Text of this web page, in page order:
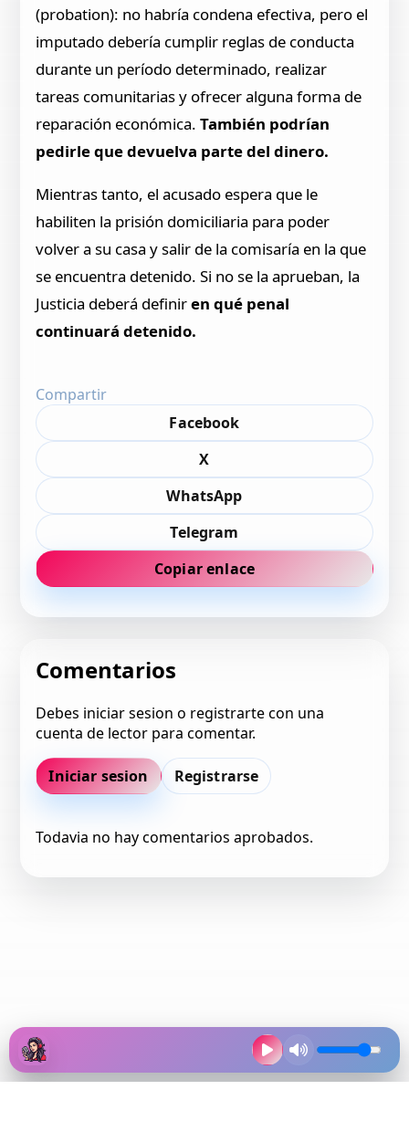
(probation): no habría condena efectiva, pero el
imputado debería cumplir reglas de conducta
durante un período determinado, realizar
tareas comunitarias y ofrecer alguna forma de
reparación económica.También podrían
pedirle que devuelva parte del dinero.
Mientras tanto, el acusado espera que le
habiliten la prisión domiciliaria para poder
volver a su casa y salir de la comisaría en la que
se encuentra detenido. Si no se la aprueban, la
Justicia deberá definiren qué penal
continuará detenido.
Compartir
Facebook
X
WhatsApp
Telegram
Copiar enlace
Comentarios
Debes iniciar sesion o registrarte con una
cuenta de lector para comentar.
Iniciar sesion Registrarse
Todavia no hay comentarios aprobados.